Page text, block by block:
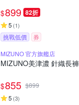
$899 82折
5 (1)
挑戰低價
券
MIZUNO 官方旗艦店
MIZUNO美津濃 針織長
$855 $899
5 (3)